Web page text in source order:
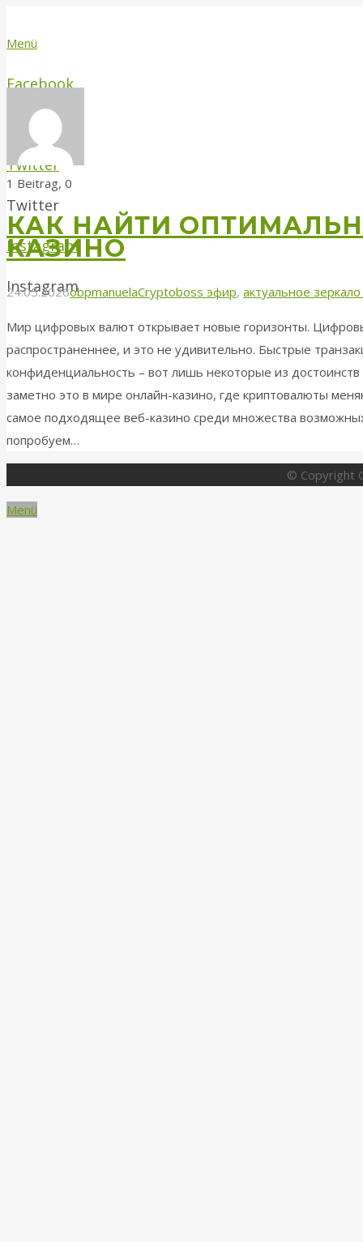
Menü
Facebook
Facebook
Twitter
Twitter
Instagram
Instagram
1 Beitrag, 0
КАК НАЙТИ
КАЗИНО
24.05.2026obpmanuelaCryptoboss эфир, актуальное
Мир цифровых валют открывает новые горизонты.
распространеннее, и это не удивительно. Быстрые
конфиденциальность – вот лишь некоторые из
заметно это в мире онлайн-казино, где криптовалюты
самое подходящее веб-казино среди множества
попробуем…
© Copyright
Menü